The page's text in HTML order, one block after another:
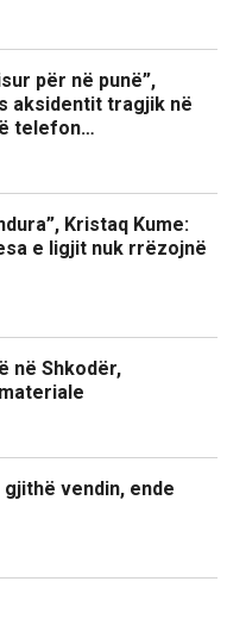
për në punë”,
aksidentit tragjik në
telefon…
Kristaq Kume:
e ligjit nuk rrëzojnë
në Shkodër,
vendin, ende